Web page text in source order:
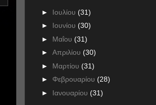
► Ιουλίου (31)
► Ιουνίου (30)
► Μαΐου (31)
► Απριλίου (30)
► Μαρτίου (31)
► Φεβρουαρίου (28)
► Ιανουαρίου (31)